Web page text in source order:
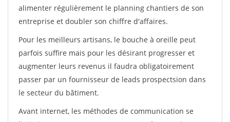
alimenter régulièrement le planning chantiers de son
entreprise et doubler son chiffre d'affaires.
Pour les meilleurs artisans, le bouche à oreille peut
parfois suffire mais pour les désirant progresser et
augmenter leurs revenus il faudra obligatoirement
passer par un fournisseur de leads prospectsion dans
le secteur du bâtiment.
Avant internet, les méthodes de communication se